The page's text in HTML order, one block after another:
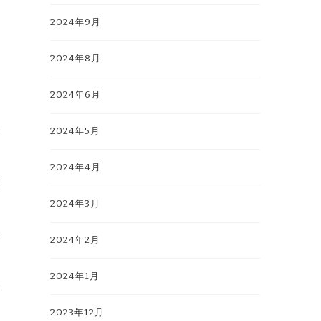
2024年9月
2024年8月
2024年6月
2024年5月
2024年4月
2024年3月
2024年2月
2024年1月
2023年12月